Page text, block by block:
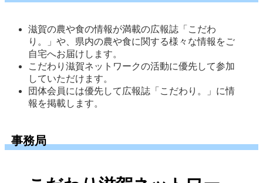
滋賀の農や食の情報が満載の広報誌「こだわ
り。」や、県内の農や食に関する様々な情報をご
自宅へお届けします。
こだわり滋賀ネットワークの活動に優先して参加
していただけます。
団体会員には優先して広報誌「こだわり。」に情
報を掲載します。
事務局